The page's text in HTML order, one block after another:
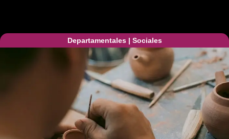
Departamentales| Sociales